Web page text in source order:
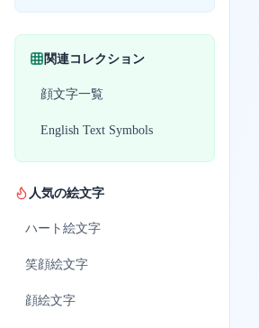
関連コレクション
顔文字一覧
English Text Symbols
人気の絵文字
ハート 絵文字
笑顔絵文字
顔絵文字